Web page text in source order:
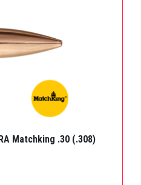
Matchking .30 (.308)